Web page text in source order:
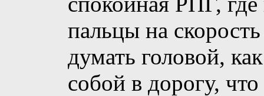
пальцы на
думать головой,
собой в дорогу, что